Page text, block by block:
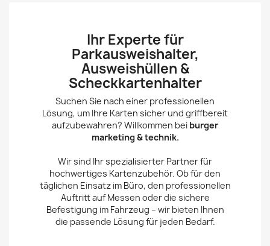
Ihr Experte für
Parkausweishalter,
Ausweishüllen &
Scheckkartenhalter
Suchen Sie nach einer professionellen
Lösung, um Ihre Karten sicher und griffbereit
aufzubewahren? Willkommen bei burger
marketing & technik.
Wir sind Ihr spezialisierter Partner für
hochwertiges Kartenzubehör. Ob für den
täglichen Einsatz im Büro, den professionellen
Auftritt auf Messen oder die sichere
Befestigung im Fahrzeug – wir bieten Ihnen
die passende Lösung für jeden Bedarf.